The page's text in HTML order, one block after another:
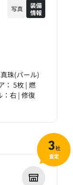
珠(パール)
： 5枚 | 燃
：右 | 修復
写真
装備
情報
3社
査定